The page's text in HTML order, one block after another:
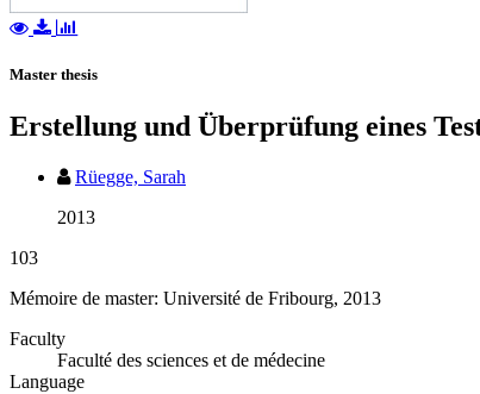
Master thesis
Erstellung und Überprüfung eines
Rüegge, Sarah
2013
103
Mémoire de master: Université de Fribourg, 2013
Faculty
Faculté des sciences et de médecine
Language